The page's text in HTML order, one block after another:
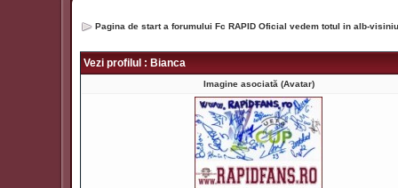
Pagina de start a forumului Fc RAPID Oficial vedem totul in alb-
Vezi profilul : Bianca
Imagine asociată (Avatar)